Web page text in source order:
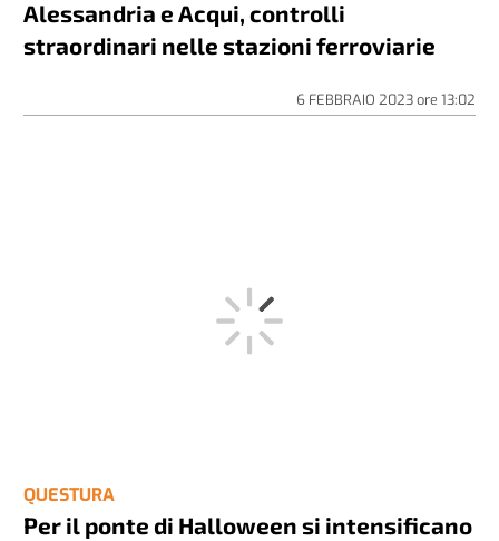
Alessandria e Acqui, controlli
straordinari nelle stazioni ferroviarie
6 FEBBRAIO 2023ore 13:02
QUESTURA
Per il ponte di Halloween si intensificano